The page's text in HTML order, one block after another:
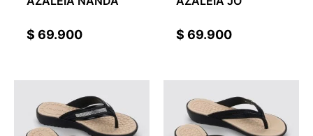
$ 69.900 $ 69.900